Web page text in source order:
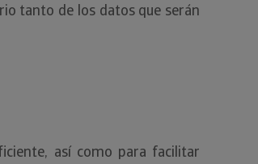
tanto de los datos que serán
así como para facilitar